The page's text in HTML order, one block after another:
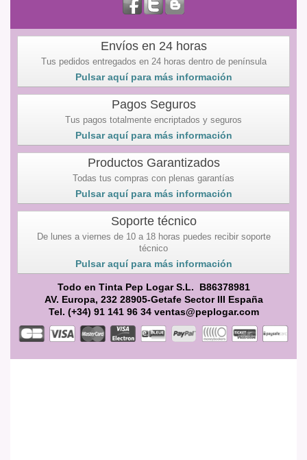
Envíos en 24 horas
Tus pedidos entregados en 24 horas dentro de península
Pulsar aquí para más información
Pagos Seguros
Tus pagos totalmente encriptados y seguros
Pulsar aquí para más información
Productos Garantizados
Todas tus compras con plenas garantías
Pulsar aquí para más información
Soporte técnico
De lunes a viernes de 10 a 18 horas puedes recibir soporte
técnico
Pulsar aquí para más información
Todo en Tinta Pep Logar S.L. B86378981
AV. Europa, 232 28905-Getafe Sector III España
Tel. (+34) 91 141 96 34 ventas@peplogar.com